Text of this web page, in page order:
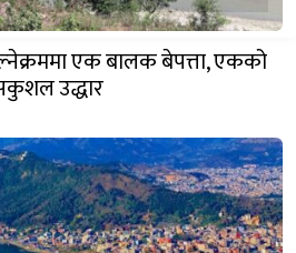
एक बालक बेपत्ता, एकको
उद्धार